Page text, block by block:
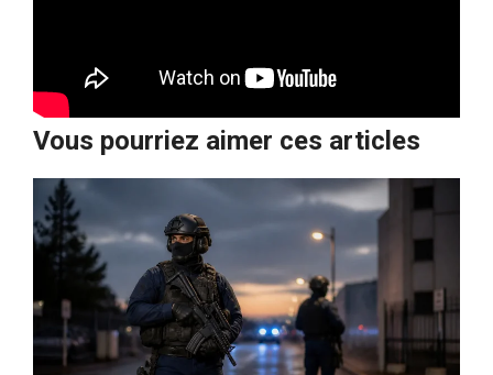
Vous pourriez aimer ces articles